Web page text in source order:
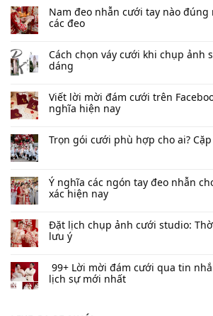
Nam đeo nhẫn cưới tay nào đúng
các đeo
Cách chọn váy cưới khi chụp ảnh
dáng
Viết lời mời đám cưới trên
nghĩa hiện nay
Trọn gói cưới phù hợp cho ai?
Ý nghĩa các ngón tay đeo nhẫn
xác hiện nay
Đặt lịch chụp ảnh cưới studio:
lưu ý
99+ Lời mời đám cưới qua tin
lịch sự mới nhất